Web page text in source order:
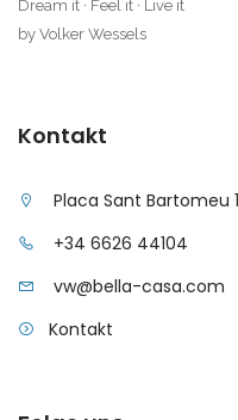
Dream it · Feel it · Live it
by Volker Wessels
Kontakt
Placa Sant Bartomeu
+34 6626 44104
vw@bella-casa.com
Kontakt